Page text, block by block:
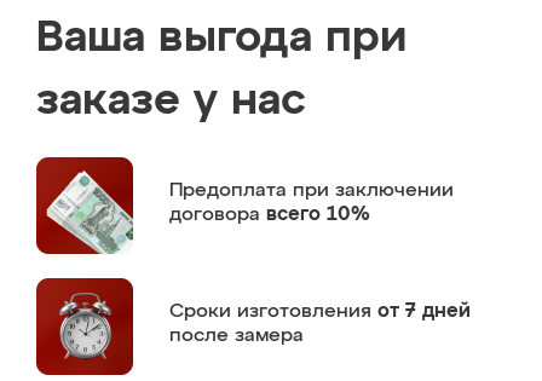
Ваша выгода при
заказе у нас
Предоплата при заключении
договора всего 10%
Сроки изготовления от 7 дней
после замера